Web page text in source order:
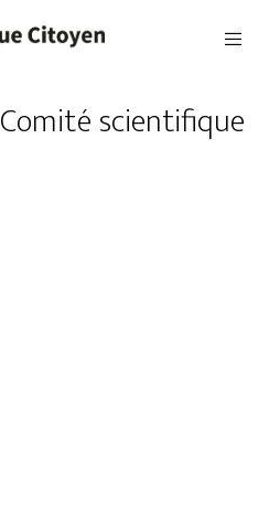
Comité scientifique